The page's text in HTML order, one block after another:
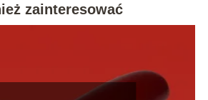
zainteresować